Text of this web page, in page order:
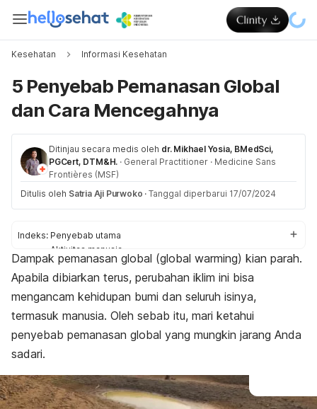
Kesehatan Informasi Kesehatan
5 Penyebab Pemanasan Global
dan Cara Mencegahnya
Ditinjau secara medis oleh dr. Mikhael Yosia, BMedSci,
PGCert, DTM&H. · General Practitioner · Medicine Sans
Frontières (MSF)
Ditulis oleh Satria Aji Purwoko · Tanggal diperbarui 17/07/2024
Indeks: Penyebab utama
Aktivitas manusia
Cara mencegah
Dampak pemanasan global (global warming) kian parah.
Apabila dibiarkan terus, perubahan iklim ini bisa
mengancam kehidupan bumi dan seluruh isinya,
termasuk manusia. Oleh sebab itu, mari ketahui
penyebab pemanasan global yang mungkin jarang Anda
sadari.